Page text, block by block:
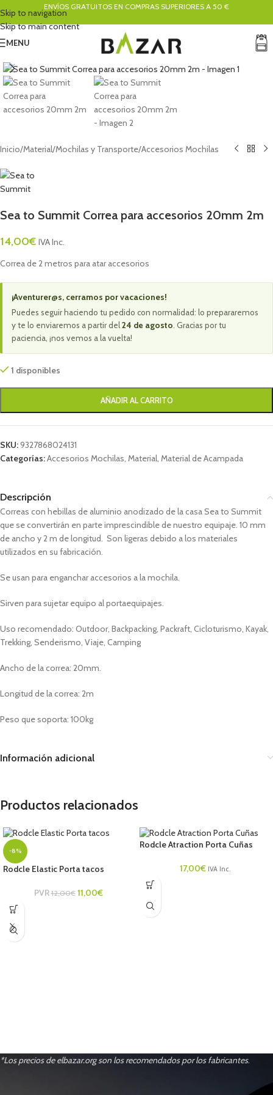
Skip to navigation
Skip to main content
ENVÍOS GRATUITOS EN COMPRAS SUPERIORES A 50 €
MENU
Inicio/Material/Mochilas y Transporte/Accesorios Mochilas
Sea to Summit Correa para accesorios 20mm 2m
14,00€ IVA Inc.
Correa de 2 metros para atar accesorios
¡Aventurer@s, cerramos por vacaciones!
Puedes seguir haciendo tu pedido con normalidad: lo prepararemos
y te lo enviaremos a partir del24 de agosto . Gracias por tu
paciencia, ¡nos vemos a la vuelta!
1 disponibles
AÑADIR AL CARRITO
SKU:9327868024131
Categorías:Accesorios Mochilas Material Material de Acampada
Descripción
Correas con hebillas de aluminio anodizado de la casa Sea to Summit
que se convertirán en parte imprescindible de nuestro equipaje. 10 mm
de ancho y 2 m de longitud. Son ligeras debido a los materiales
utilizados en su fabricación.
Se usan para enganchar accesorios a la mochila.
Sirven para sujetar equipo al portaequipajes.
Uso recomendado: Outdoor, Backpacking, Packraft, Cicloturismo, Kayak,
Trekking, Senderismo, Viaje, Camping
Ancho de la correa: 20mm.
Longitud de la correa: 2m
Peso que soporta: 100kg
Información adicional
Productos relacionados
-8%
Rodcle Elastic Porta tacos
PVR 12,00€ 11,00€
Rodcle Atraction Porta Cuñas
17,00€ IVA Inc.
*Los precios de elbazar.org son los recomendados por los fabricantes.